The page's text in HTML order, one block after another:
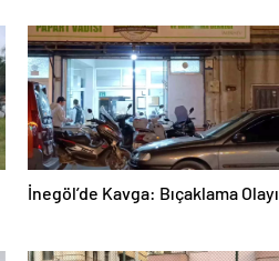
İnegöl’de Kavga: Bıçaklama Olayı